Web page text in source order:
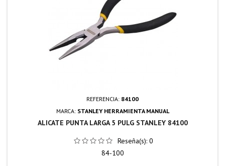
REFERENCIA: 84100
MARCA: STANLEY HERRAMIENTA MANUAL
ALICATE PUNTA LARGA 5 PULG STANLEY 84100
Reseña(s): 0
84-100